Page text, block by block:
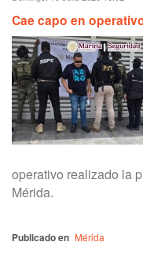
Cae capo en
operativo realizado la
Mérida.
Publicado en Mérida